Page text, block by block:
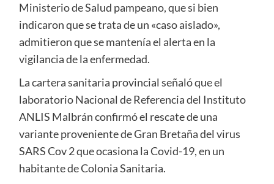
Ministerio de Salud pampeano, que si bien
indicaron que se trata de un «caso aislado»,
admitieron que se mantenía el alerta en la
vigilancia de la enfermedad.
La cartera sanitaria provincial señaló que el
laboratorio Nacional de Referencia del Instituto
ANLIS Malbrán confirmó el rescate de una
variante proveniente de Gran Bretaña del virus
SARS Cov 2 que ocasiona la Covid-19, en un
habitante de Colonia Sanitaria.